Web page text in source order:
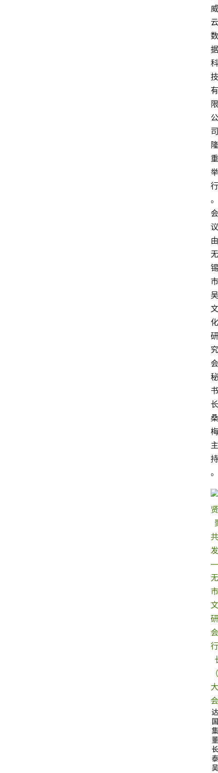
威
云
数
据
科
技
有
限
公
司
隆
重
举
行
。
会
议
由
无
锡
市
吴
文
化
研
究
会
秘
书
长
桑
梅
主
持
。